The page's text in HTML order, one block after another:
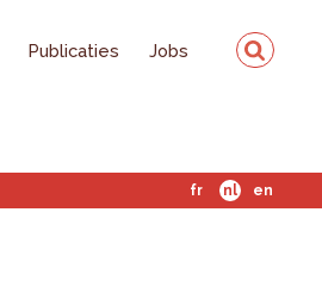
Publicaties Jobs
fr nl en